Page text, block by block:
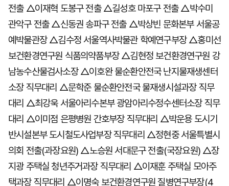
전출 △이재혁 도봉구 전출 △길성호 마포구 전출 △박수미
관악구 전출 △신동권 송파구 전출 △박상빈 문화본부 서울공
예박물관장 △김수정 서울역사박물관 학예연구부장 △홍미선
보건환경연구원 식품의약품부장 △김현정 보건환경연구원 강
남농수산물검사소장 △이호완 물순환안전국 난지물재생센터
소장 직무대리 △문학준 물순환안전국 물재생시설과장 직무
대리 △최강욱 서울아리수본부 광암아리수정수센터소장 직무
대리 △이미점 은평병원 간호부장 직무대리 △박운용 도시기
반시설본부 도시철도사업부장 직무대리 △정현중 서울특별시
의회 전출(과장요원) △노승원 서대문구 전출(국장요원) △장
지광 주택실 청년주거과장 직무대리 △이재훈 주택실 모아주
택과장 직무대리 △이명숙 보건환경연구원 질병연구부장(4